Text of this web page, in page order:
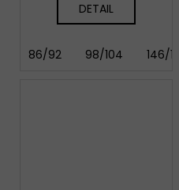
DETAIL
86/92 98/104 146/152